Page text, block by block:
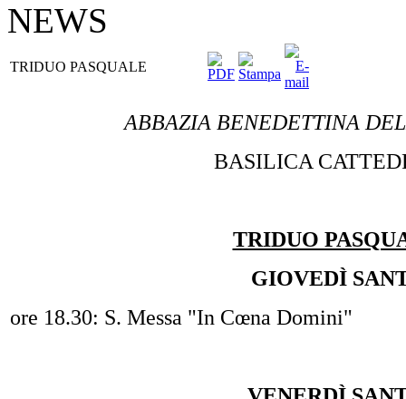
NEWS
TRIDUO PASQUALE
ABBAZIA BENEDETTINA
BASILICA
TRIDUO
GIOVEDÌ
ore 18.30: S. Messa "In Cœna Domini"